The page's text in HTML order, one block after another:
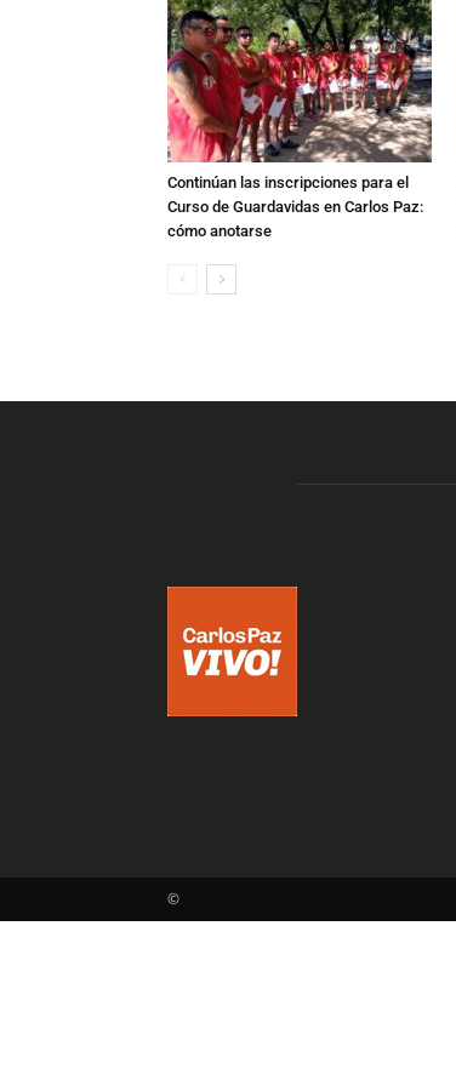
Continúan las inscripciones para el
Curso de Guardavidas en Carlos Paz:
cómo anotarse
©